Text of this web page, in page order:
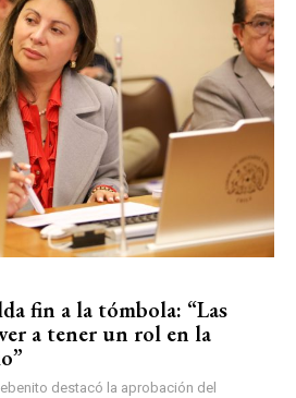
fin a la tómbola: “Las
a tener un rol en la
destacó la aprobación del